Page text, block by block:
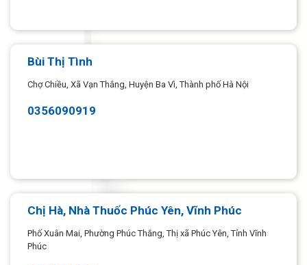
Bùi Thị Tình
Chợ Chiều, Xã Vạn Thắng, Huyện Ba Vì, Thành phố Hà Nội
0356090919
Chị Hà, Nhà Thuốc Phúc Yên, Vĩnh Phúc
Phố Xuân Mai, Phường Phúc Thắng, Thị xã Phúc Yên, Tỉnh Vĩnh
Phúc